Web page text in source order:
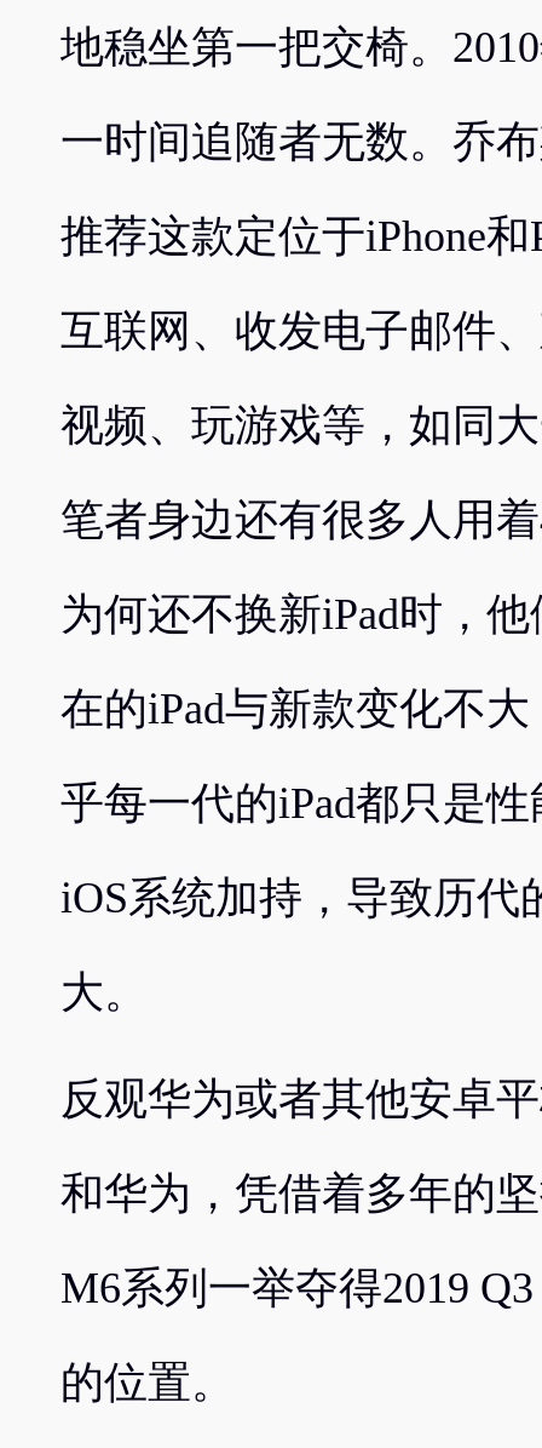
地稳坐第一把交椅。
一时间追随者无数。乔
推荐这款定位于iPhone
互联网、收发电子邮件
视频、玩游戏等，如同
笔者身边还有很多人用
为何还不换新iPad时，
在的iPad与新款变化不
乎每一代的iPad都只是
iOS系统加持，导致历代
大。
反观华为或者其他安卓
和华为，凭借着多年的
M6系列一举夺得2019
的位置。